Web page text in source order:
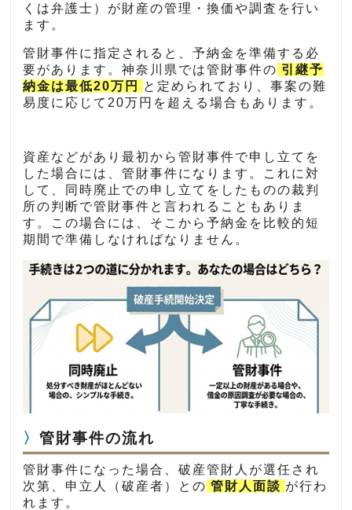
くは弁護士）が財産の管理・換価や調査を行い
ます。
管財事件に指定されると、予納金を準備する必
要があります。神奈川県では管財事件の 引継予
納金は最低20万円
と定められており、事案の難
易度に応じて20万円を超える場合もあります。
資産などがあり最初から管財事件で申し立てを
した場合には、管財事件になります。これに対
して、同時廃止での申し立てをしたものの裁判
所の判断で管財事件と言われることもありま
す。この場合には、そこから予納金を比較的短
期間で準備しなければなりません。
管財事件の流れ
管財事件になった場合、破産管財人が選任され
次第、申立人（破産者）との 管財人面談 が行わ
れます。